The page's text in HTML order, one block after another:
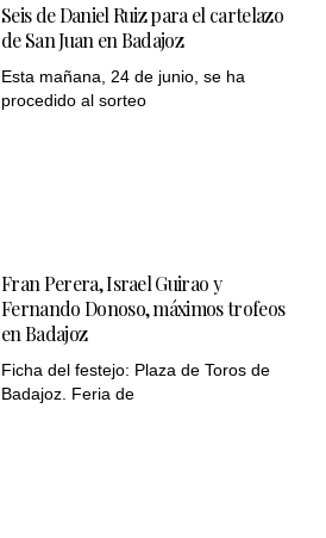
Seis de Daniel Ruiz para el cartelazo
de San Juan en Badajoz
Esta mañana, 24 de junio, se ha
procedido al sorteo
Fran Perera, Israel Guirao y
Fernando Donoso, máximos trofeos
en Badajoz
Ficha del festejo: Plaza de Toros de
Badajoz. Feria de